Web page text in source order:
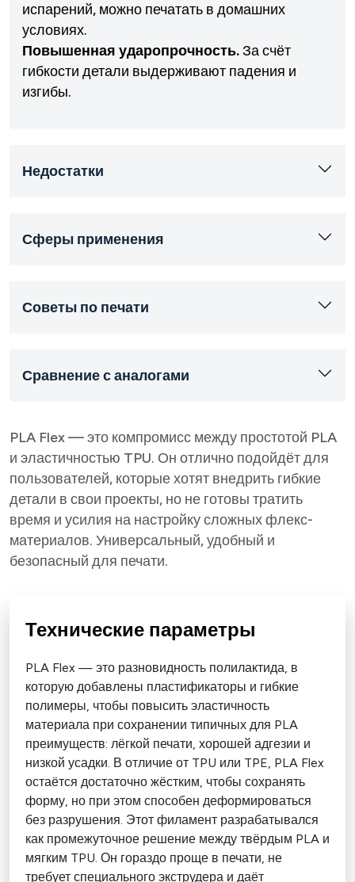
испарений, можно печатать в домашних
условиях.
Повышенная ударопрочность.За счёт
гибкости детали выдерживают падения и
изгибы.
Недостатки
Сферы применения
Советы по печати
Сравнение с аналогами
PLA Flex — это компромисс между простотой PLA
и эластичностью TPU. Он отлично подойдёт для
пользователей, которые хотят внедрить гибкие
детали в свои проекты, но не готовы тратить
время и усилия на настройку сложных флекс-
материалов. Универсальный, удобный и
безопасный для печати.
Технические параметры
PLA Flex — это разновидность полилактида, в
которую добавлены пластификаторы и гибкие
полимеры, чтобы повысить эластичность
материала при сохранении типичных для PLA
преимуществ: лёгкой печати, хорошей адгезии и
низкой усадки. В отличие от TPU или TPE, PLA Flex
остаётся достаточно жёстким, чтобы сохранять
форму, но при этом способен деформироваться
без разрушения. Этот филамент разрабатывался
как промежуточное решение между твёрдым PLA и
мягким TPU. Он гораздо проще в печати, не
требует специального экструдера и даёт